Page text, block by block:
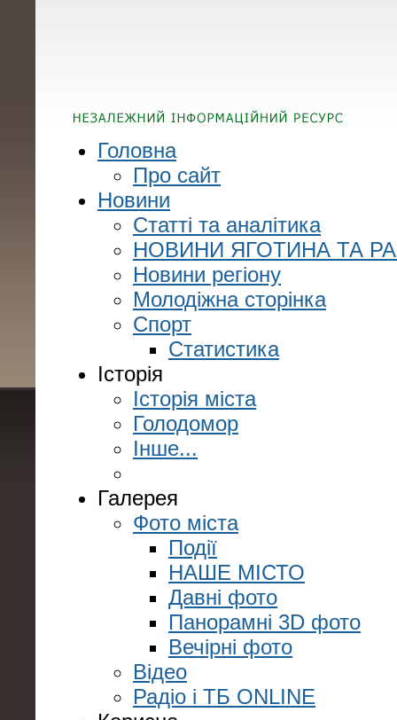
Головна
Про сайт
Новини
Статті та аналітика
НОВИНИ ЯГОТИНА ТА
Новини регіону
Молодіжна сторінка
Спорт
Статистика
Історія
Історія міста
Голодомор
Інше...
Галерея
Фото міста
Події
НАШЕ МІСТО
Давні фото
Панорамні 3D фото
Вечірні фото
Відео
Радіо і ТБ ONLINE